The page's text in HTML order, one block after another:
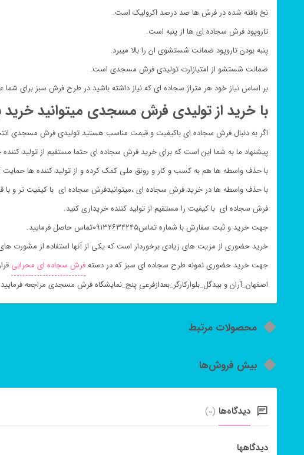
نخ بافته شده در فرش ها صد درصد اکرولیک است.
تاروپود فرش سجاده ای ها از پنبه است.
پنبه بودن تاروپود ضمانت شستشوی ان را بالا میبرد.
ضمانت شستشو از امتیازارت تولیدی فرش مسجدی است.
بر اساس نیاز خود هر متراژ سجاده ای که نیاز داشته باشید در طرح فرش سبز برای شما
با خرید از تولیدی فرش مسجدی میتوانید خرید
اگر به دنبال فرش سجاده ای باکیفیت و قیمت مناسب هستید تولیدی فرش مسجدی
پیشنهاد ما به شما این است که برای خرید فرش سجاده ای حتما مستقیم از تولید کننده
با حذف واسطه ها هم به کسب و کار و رونق ملی کمک کرده و از تولید کننده ها حمایت
با حذف واسطه ها در خرید فرش سجاده ای ،میتوانیدفرش سجاده ای با کیفیت تر و با
فرش سجاده ای با کیفیت را مستقیم از تولید کننده خریداری کنید.
جهت خرید و ثبت سفارش با شماره تماس۰۹۱۳۲۶۳۴۲۴۵تماس حاصل فرمایید.
خرید حضوری از مزیت های زیادی برخوردار است که یکی از آنها استفاده از مشورت
جهت خرید حضوری نمونه طرح سجاده ای سبز که در دستهفرش سجاده ای محرابی
اصفهان_آران و بیدگل_بلوارکارگر_بعدازفرعی پنج_نمایشگاه فرش مسجدی مراجعه فرمایید
محصولات مرتبط
بیش فروش‌ها
دیدگاه‌ها (0)
دیدگاهها